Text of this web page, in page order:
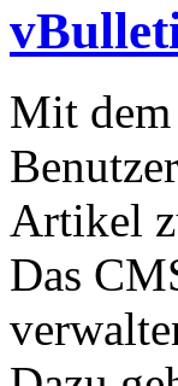
Mit
Artikel
Das